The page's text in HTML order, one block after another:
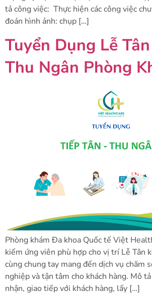
tả công việc: Thực hiện các công việc
đoán hình ảnh: chụp […]
Tuyển Dụng Lễ
Thu Ngân Phòng
Phòng khám Đa khoa Quốc tế Việt
kiếm ứng viên phù hợp cho vị trí Lễ Tân
cùng chung tay mang đến dịch vụ chăm
nghiệp và tận tâm cho khách hàng. Mô
nhận, giao tiếp với khách hàng, lấy […]